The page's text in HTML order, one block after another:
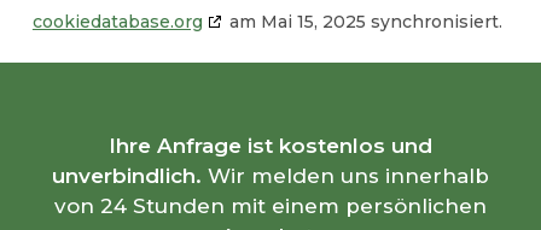
cookiedatabase.org
am Mai 15, 2025 synchronisiert.
Ihre Anfrage ist kostenlos und
unverbindlich. Wir melden uns innerhalb
von 24 Stunden mit einem persönlichen